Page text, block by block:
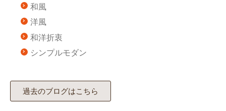
和風
洋風
和洋折衷
シンプルモダン
過去のブログはこちら